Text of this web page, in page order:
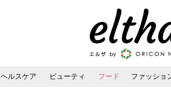
ヘルスケア ビューティ フード ファッショ